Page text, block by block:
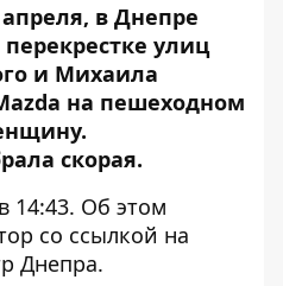
в Днепре
улиц
и Михаила
на пешеходном
.
скорая.
14:43. Об этом
со ссылкой на
Днепра.